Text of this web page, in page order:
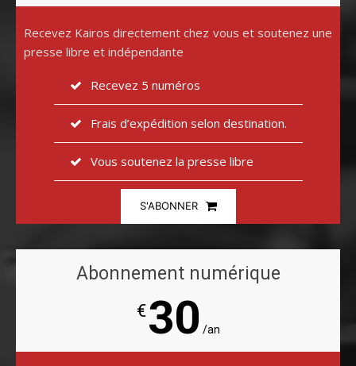
Recevez Kairos directement chez vous et soutenez une
presse libre et indépendante
Recevez 5 numéros
Frais d’expédition selon destination.
Vous soutenez la presse libre
S'ABONNER
Abonnement numérique
€30 /an